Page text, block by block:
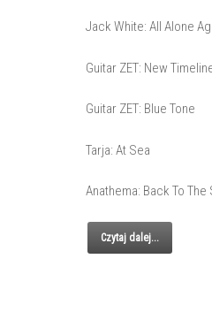
Jack White: All Alone
Guitar ZET: New
Guitar ZET: Blue Tone
Tarja: At Sea
Anathema: Back To The
Czytaj dalej...